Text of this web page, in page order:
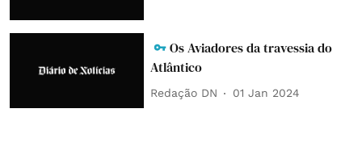
Os Aviadores da travessia do
Atlântico
Redação DN 01 Jan 2024